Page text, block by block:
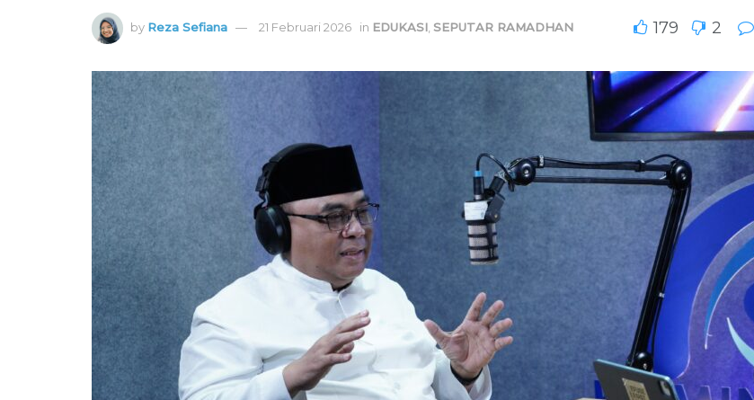
by Reza Sefiana 21 Februari 2026 in EDUKASI SEPUTAR RAMADHAN 179 2